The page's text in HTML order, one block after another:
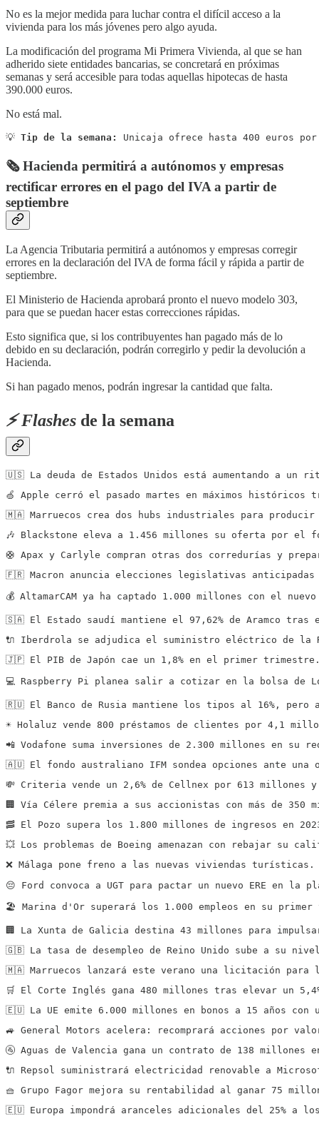
No es la mejor medida para luchar contra el difícil acceso a la
vivienda para los más jóvenes pero algo ayuda.
La modificación del programa Mi Primera Vivienda, al que se han
adherido siete entidades bancarias, se concretará en próximas
semanas y será accesible para todas aquellas hipotecas de hasta
390.000 euros.
No está mal.
💡 Tip de la semana: Unicaja ofrece hasta 400 euros
🗞️ Hacienda permitirá a autónomos y empresas
rectificar errores en el pago del IVA a partir de
septiembre
La Agencia Tributaria permitirá a autónomos y empresas corregir
errores en la declaración del IVA de forma fácil y rápida a partir de
septiembre.
El Ministerio de Hacienda aprobará pronto el nuevo modelo 303,
para que se puedan hacer estas correcciones rápidas.
Esto significa que, si los contribuyentes han pagado más de lo
debido en su declaración, podrán corregirlo y pedir la devolución a
Hacienda.
Si han pagado menos, podrán ingresar la cantidad que falta.
⚡️ Flashes de la semana
🇺🇸 La deuda de Estados Unidos está aumentando a un
🍏 Apple cerró el pasado martes en máximos históricos
🇲🇦 Marruecos crea dos hubs industriales para producir
🎶 Blackstone eleva a 1.456 millones su oferta por el
🛟 Apax y Carlyle compran otras dos corredurías y
🇫🇷 Macron anuncia elecciones legislativas
💰 AltamarCAM ya ha captado 1.000 millones con el
🇸🇦 El Estado saudí mantiene el 97,62% de Aramco
🔌 Iberdrola se adjudica el suministro eléctrico de la
🇯🇵 El PIB de Japón cae un 1,8% en el primer
💻 Raspberry Pi planea salir a cotizar en la bolsa de
🇷🇺 El Banco de Rusia mantiene los tipos al 16%,
☀️ Holaluz vende 800 préstamos de clientes por 4,1
📲 Vodafone suma inversiones de 2.300 millones en su
🇦🇺 El fondo australiano IFM sondea opciones ante una
💸 Criteria vende un 2,6% de Cellnex por 613 millones
🏢 Vía Célere premia a sus accionistas con más de 350
🥓 El Pozo supera los 1.800 millones de ingresos en
💥 Los problemas de Boeing amenazan con rebajar su
❌ Málaga pone freno a las nuevas viviendas turísticas.
😔 Ford convoca a UGT para pactar un nuevo ERE en la
🏖️ Marina d'Or superará los 1.000 empleos en su primer
🏢 La Xunta de Galicia destina 43 millones para
🇬🇧 La tasa de desempleo de Reino Unido sube a su
🇲🇦 Marruecos lanzará este verano una licitación para
🛒 El Corte Inglés gana 480 millones tras elevar un
🇪🇺 La UE emite 6.000 millones en bonos a 15 años con
🚙 General Motors acelera: recomprará acciones por
🚰 Aguas de Valencia gana un contrato de 138 millones
🔌 Repsol suministrará electricidad renovable a
🧺 Grupo Fagor mejora su rentabilidad al ganar 75
🇪🇺 Europa impondrá aranceles adicionales del 25% a